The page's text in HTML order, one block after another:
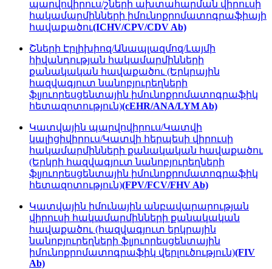
պարվովիրուս/շների ախտահարման վիրուսի
հակամարմինների իմունոքրոմատոգրաֆիայի
հավաքածու(ICHV/CPV/CDV Ab)
Շների Էրլիխիոզ/Անապլազմոզ/Լայմի
հիվանդության հակամարմինների
քանակական հավաքածու (Երկրային
հազվագյուտ նանոբյուրեղների
ֆլյուորեսցենտային իմունոքրոմատոգրաֆիկ
հետազոտություն)(cEHR/ANA/LYM Ab)
Կատվային պարվովիրուս/Կատվի
կալիցիվիրուս/Կատվի հերպեսի վիրուսի
հակամարմինների քանակական հավաքածու
(Երկրի հազվագյուտ նանոբյուրեղների
ֆլյուորեսցենտային իմունոքրոմատոգրաֆիկ
հետազոտություն)(FPV/FCV/FHV Ab)
Կատվային իմունային անբավարարության
վիրուսի հակամարմինների քանակական
հավաքածու (հազվագյուտ երկրային
նանոբյուրեղների ֆլյուորեսցենտային
իմունոքրոմատոգրաֆիկ վերլուծություն)(FIV
Ab)